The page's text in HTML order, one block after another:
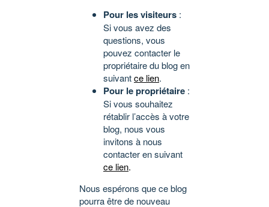
Pour les visiteurs :
Si vous avez des
questions, vous
pouvez contacter le
propriétaire du blog en
suivantce lien.
Pour le propriétaire :
Si vous souhaitez
rétablir l’accès à votre
blog, nous vous
invitons à nous
contacter en suivant
ce lien.
Nous espérons que ce blog
pourra être de nouveau